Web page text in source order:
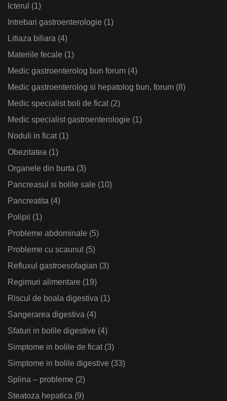
Icterul (1)
Intrebari gastroenterologie (1)
Litiaza biliara (4)
Materiile fecale (1)
Medic gastroenterolog bun forum (4)
Medic gastroenterolog si hepatolog bun, forum (8)
Medic specialist boli de ficat(2)
Medic specialist gastroenterologie (1)
Noduli in ficat(1)
Obezitatea (1)
Organele din burta (3)
Pancreasul si bolile sale (10)
Pancreatita (4)
Polipii (1)
Probleme abdominale (5)
Probleme cu scaunul (5)
Refluxul gastroesofagian (3)
Regimuri alimentare (19)
Riscul de boala digestiva (1)
Sangerarea digestiva (4)
Sfaturi in bolile digestive (4)
Simptome in bolile de ficat(3)
Simptome in bolile digestive (33)
Splina – probleme (2)
Steatoza hepatica (9)